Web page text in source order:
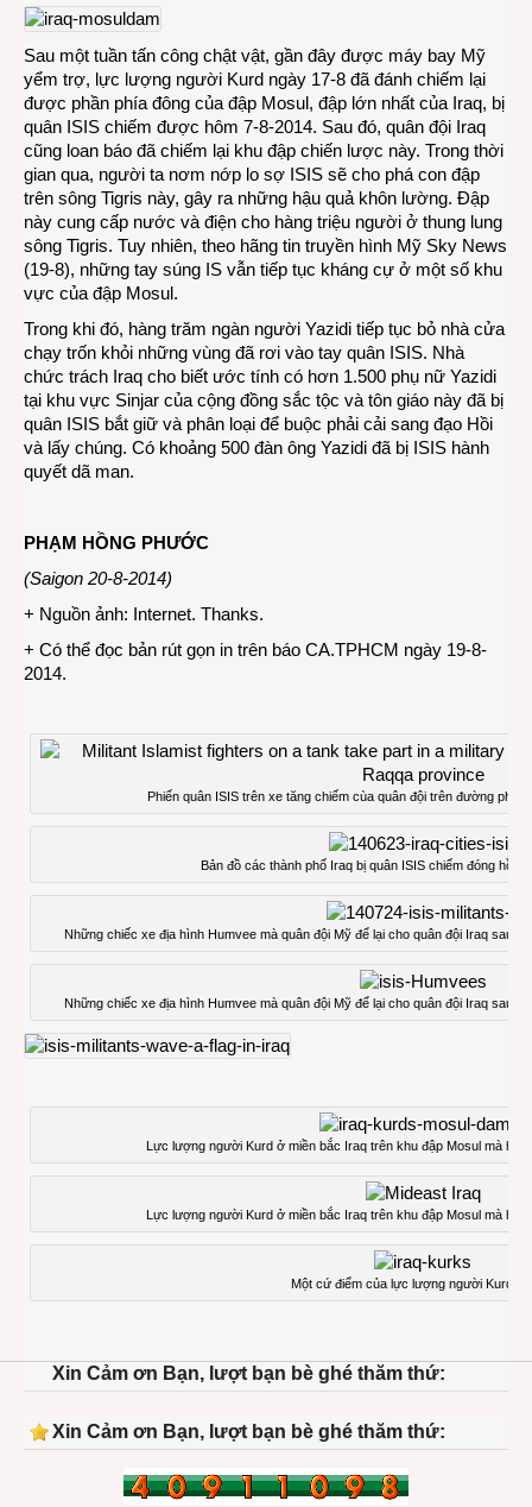
Sau một tuần tấn công chật vật, gần đây được máy bay Mỹ
yểm trợ, lực lượng người Kurd ngày 17-8 đã đánh chiếm lại
được phần phía đông của đập Mosul, đập lớn nhất của Iraq, bị
quân ISIS chiếm được hôm 7-8-2014. Sau đó, quân đội Iraq
cũng loan báo đã chiếm lại khu đập chiến lược này. Trong thời
gian qua, người ta nơm nớp lo sợ ISIS sẽ cho phá con đập
trên sông Tigris này, gây ra những hậu quả khôn lường. Đập
này cung cấp nước và điện cho hàng triệu người ở thung lung
sông Tigris. Tuy nhiên, theo hãng tin truyền hình Mỹ Sky News
(19-8), những tay súng IS vẫn tiếp tục kháng cự ở một số khu
vực của đập Mosul.
Trong khi đó, hàng trăm ngàn người Yazidi tiếp tục bỏ nhà cửa
chạy trốn khỏi những vùng đã rơi vào tay quân ISIS. Nhà
chức trách Iraq cho biết ước tính có hơn 1.500 phụ nữ Yazidi
tại khu vực Sinjar của cộng đồng sắc tộc và tôn giáo này đã bị
quân ISIS bắt giữ và phân loại để buộc phải cải sang đạo Hồi
và lấy chúng. Có khoảng 500 đàn ông Yazidi đã bị ISIS hành
quyết dã man.
PHẠM HỒNG PHƯỚC
(Saigon 20-8-2014)
+ Nguồn ảnh: Internet. Thanks.
+ Có thể đọc bản rút gọn in trên báo CA.TPHCM ngày 19-8-
2014.
Phiến quân ISIS trên xe tăng chiếm cùa quân đội trên đường phố
Bản đồ các thành phố Iraq bị quân ISIS chiếm đóng hồi
Những chiếc xe địa hình Humvee mà quân đội Mỹ để lại cho quân đội Iraq sau
Những chiếc xe địa hình Humvee mà quân đội Mỹ để lại cho quân đội Iraq sau
Lực lượng người Kurd ở miền bắc Iraq trên khu đập Mosul mà họ
Lực lượng người Kurd ở miền bắc Iraq trên khu đập Mosul mà họ
Một cứ điểm của lực lượng người Kurd ở
Xin Cảm ơn Bạn, lượt bạn bè ghé thăm thứ:
Xin Cảm ơn Bạn, lượt bạn bè ghé thăm thứ: